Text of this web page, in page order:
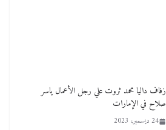
زفاف داليا محمد ثروت علي رجل الأعمال ياسر
صلاح في الإمارات
24 ديسمبر، 2023